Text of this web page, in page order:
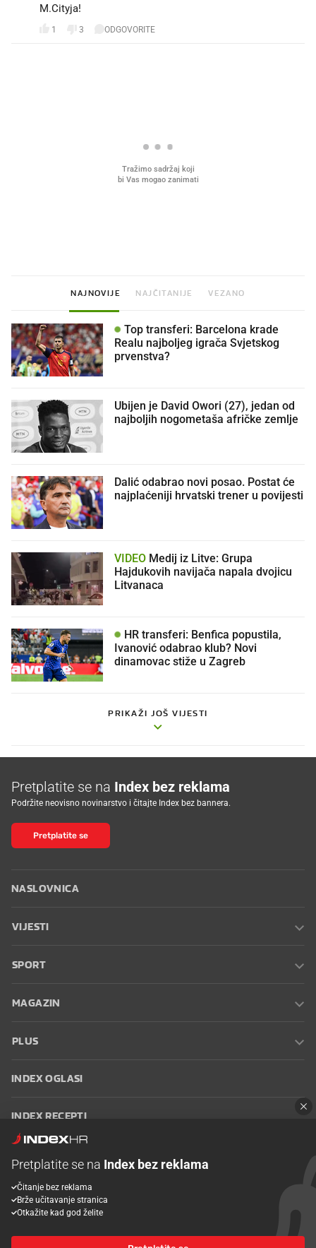
M.Cityja!
1 3 ODGOVORITE
NAJNOVIJE NAJČITANIJE VEZANO
Top transferi: Barcelona krade
Realu najboljeg igrača Svjetskog
prvenstva?
Ubijen je David Owori (27), jedan od
najboljih nogometaša afričke zemlje
Dalić odabrao novi posao. Postat će
najplaćeniji hrvatski trener u povijesti
VIDEO
Hajdukovih navijača napala dvojicu
Litvanaca
HR transferi: Benfica popustila,
Ivanović odabrao klub? Novi
dinamovac stiže u Zagreb
PRIKAŽI JOŠ VIJESTI
Pretplatite se na Index bez reklama
Podržite neovisno novinarstvo i čitajte Index bez bannera.
Pretplatite se
NASLOVNICA
VIJESTI
SPORT
MAGAZIN
PLUS
INDEX OGLASI
INDEX RECEPTI
Oglašavanje Zaposli se na Indexu
korištenja
Postavke kolačića
Pretplatite se na Index bez reklama
Čitanje bez reklama
Brže učitavanje stranica
Otkažite kad god želite